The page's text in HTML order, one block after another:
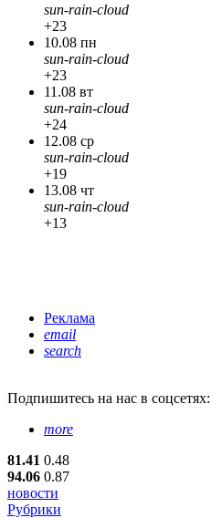
sun-rain-cloud
+23
10.08 пн
sun-rain-cloud
+23
11.08 вт
sun-rain-cloud
+24
12.08 ср
sun-rain-cloud
+19
13.08 чт
sun-rain-cloud
+13
Реклама
email
search
Подпишитесь на нас в соцсетях:
more
81.41 0.48
94.06 0.87
новости
Рубрики